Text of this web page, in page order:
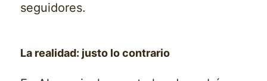
seguidores.
La realidad: justo lo contrario